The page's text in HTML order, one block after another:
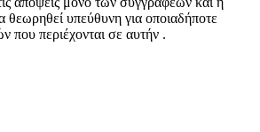
θεωρηθεί υπεύθυνη για οποιαδήποτε
που περιέχονται σε αυτήν .